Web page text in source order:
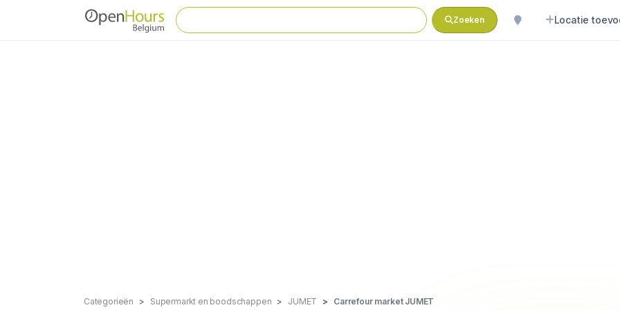
Zoeken Locatie
Categorieën Supermarkt en boodschappen JUMET Carrefour market JUMET